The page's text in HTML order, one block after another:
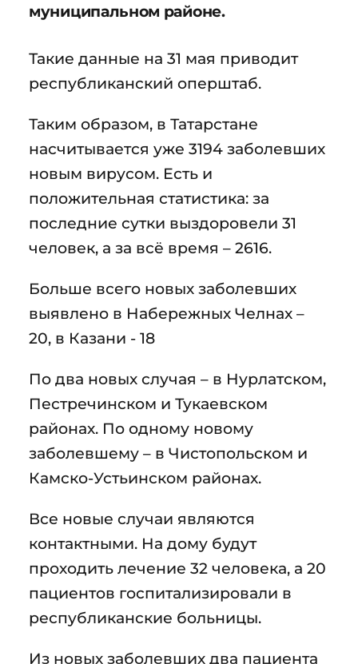
муниципальном районе.
Такие данные на 31 мая приводит
республиканский оперштаб.
Таким образом, в Татарстане
насчитывается уже 3194 заболевших
новым вирусом. Есть и
положительная статистика: за
последние сутки выздоровели 31
человек, а за всё время – 2616.
Больше всего новых заболевших
выявлено в Набережных Челнах –
20, в Казани - 18
По два новых случая – в Нурлатском,
Пестречинском и Тукаевском
районах. По одному новому
заболевшему – в Чистопольском и
Камско-Устьинском районах.
Все новые случаи являются
контактными. На дому будут
проходить лечение 32 человека, а 20
пациентов госпитализировали в
республиканские больницы.
Из новых заболевших два пациента